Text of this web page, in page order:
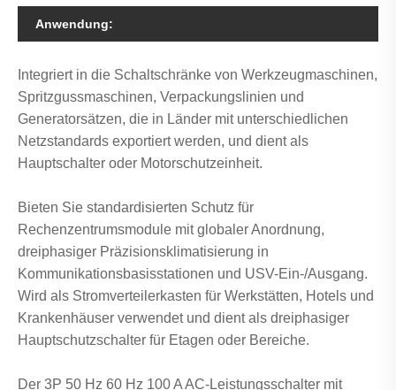
Anwendung:
Integriert in die Schaltschränke von Werkzeugmaschinen,
Spritzgussmaschinen, Verpackungslinien und
Generatorsätzen, die in Länder mit unterschiedlichen
Netzstandards exportiert werden, und dient als
Hauptschalter oder Motorschutzeinheit.
Bieten Sie standardisierten Schutz für
Rechenzentrumsmodule mit globaler Anordnung,
dreiphasiger Präzisionsklimatisierung in
Kommunikationsbasisstationen und USV-Ein-/Ausgang.
Wird als Stromverteilerkasten für Werkstätten, Hotels und
Krankenhäuser verwendet und dient als dreiphasiger
Hauptschutzschalter für Etagen oder Bereiche.
Der 3P 50 Hz 60 Hz 100 A AC-Leistungsschalter mit